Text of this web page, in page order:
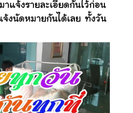
าแจ้งรายละเอียดกันไว้ก่อน
จ้งนัดหมายกันได้เลย ทั้งวัน